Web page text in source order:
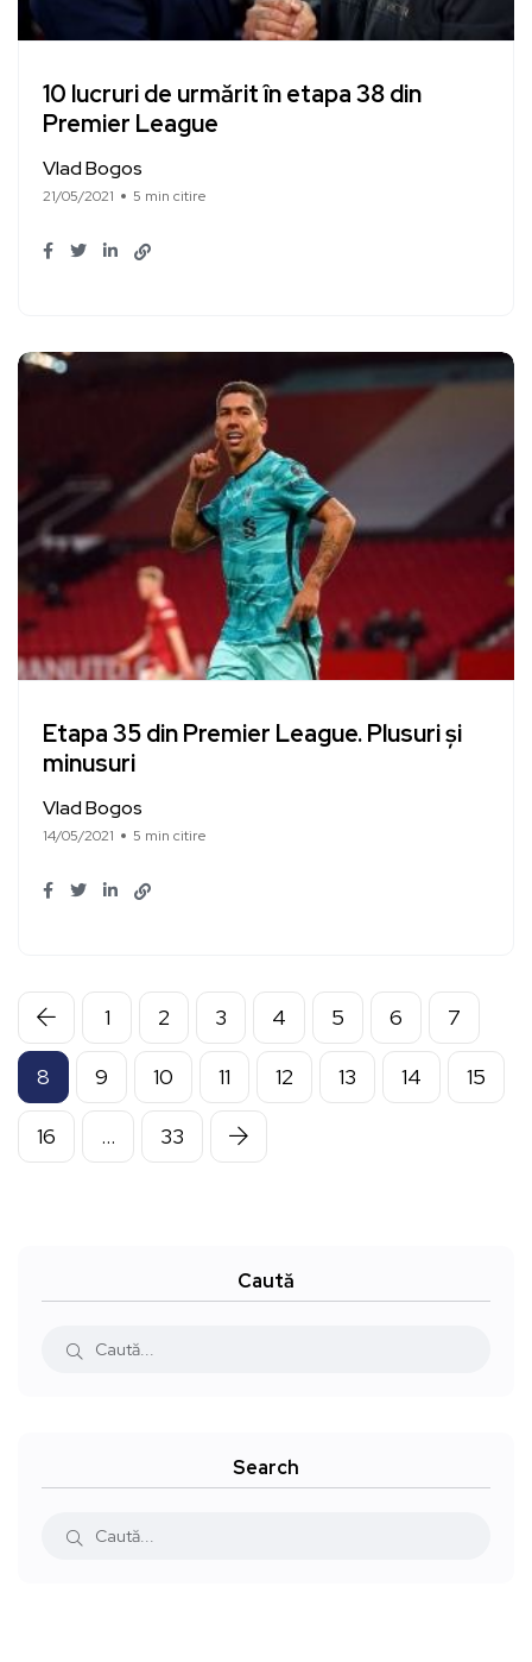
10 lucruri de urmărit în etapa 38 din
Premier League
Vlad Bogos
21/05/2021 5 min citire
Etapa 35 din Premier League. Plusuri și
minusuri
Vlad Bogos
14/05/2021 5 min citire
1 2 3 4 5 6 7
8 9 10 11 12 13 14 15
16 … 33
Caută
Search